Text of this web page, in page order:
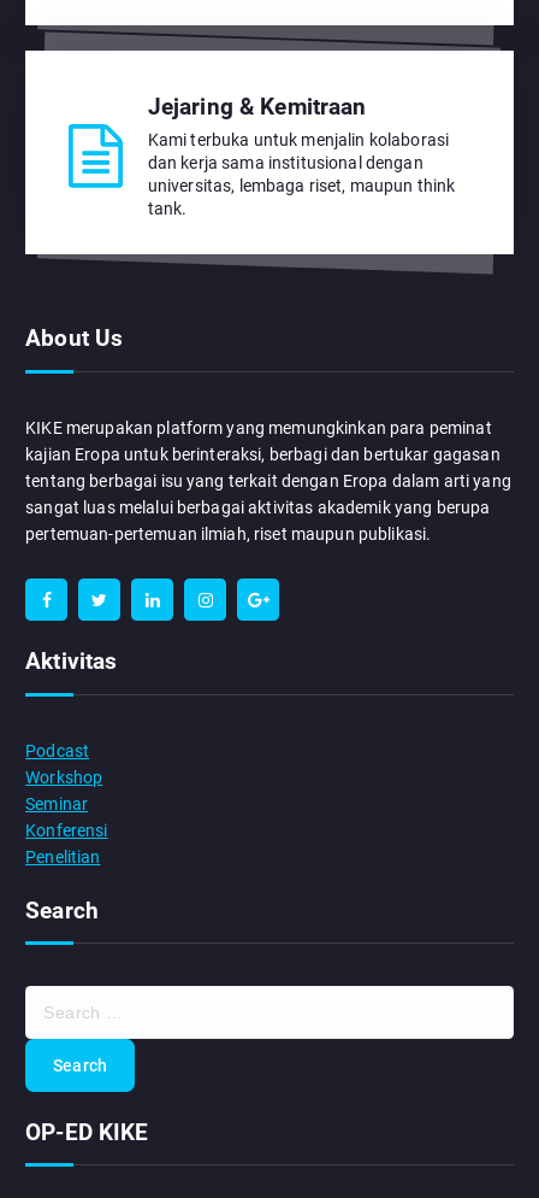
Jejaring & Kemitraan
Kami terbuka untuk menjalin kolaborasi
dan kerja sama institusional dengan
universitas, lembaga riset, maupun think
tank.
About Us
KIKE merupakan platform yang memungkinkan para peminat
kajian Eropa untuk berinteraksi, berbagi dan bertukar gagasan
tentang berbagai isu yang terkait dengan Eropa dalam arti yang
sangat luas melalui berbagai aktivitas akademik yang berupa
pertemuan-pertemuan ilmiah, riset maupun publikasi.
Aktivitas
Podcast
Workshop
Seminar
Konferensi
Penelitian
Search
a
h
OP-ED KIKE